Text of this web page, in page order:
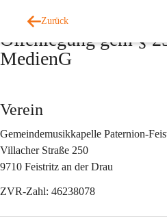
Zurück
Impressum
Offenlegung gem §
MedienG
Verein
Gemeindemusikkapelle Paternion-
Villacher Straße 250
9710 Feistritz an der Drau
ZVR-Zahl: 46238078